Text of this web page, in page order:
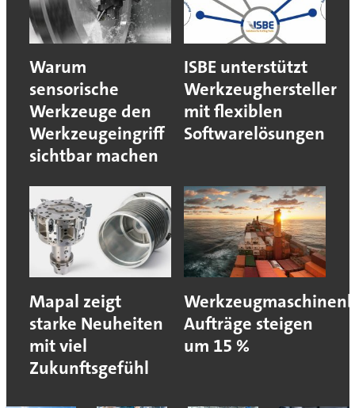
Warum
sensorische
Werkzeuge den
Werkzeugeingriff
sichtbar machen
ISBE unterstützt
Werkzeughersteller
mit flexiblen
Softwarelösungen
Mapal zeigt
starke Neuheiten
mit viel
Zukunftsgefühl
Aufträge steigen
um 15 %